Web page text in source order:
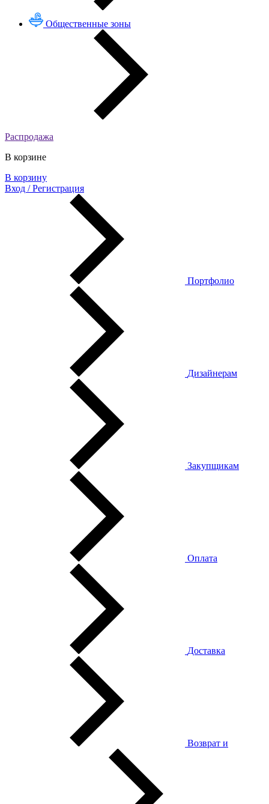
Общественные зоны
Распродажа
В корзине
В корзину
Вход / Регистрация
Портфолио
Дизайнерам
Закупщикам
Оплата
Доставка
Возврат и